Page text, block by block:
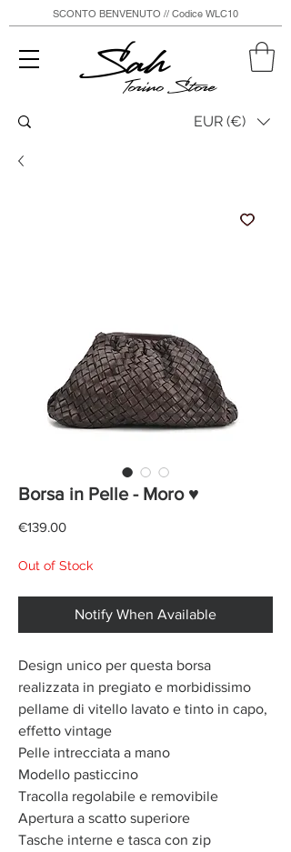
Sah
Torino Store
SCONTO BENVENUTO // Codice WLC10
EUR (€)
Borsa in Pelle - Moro ♥
€139.00Price
Out of Stock
Notify When Available
Design unico per questa borsa
realizzata in pregiato e morbidissimo
pellame di vitello lavato e tinto in capo,
effetto vintage
Pelle intrecciata a mano
Modello pasticcino
Tracolla regolabile e removibile
Apertura a scatto superiore
Tasche interne e tasca con zip